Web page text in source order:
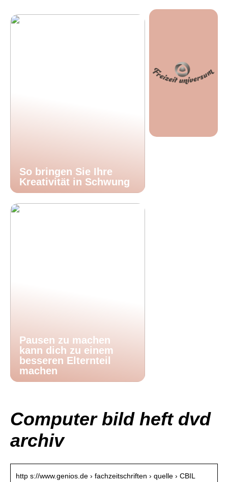
So bringen Sie Ihre
Kreativität in Schwung
Pausen zu machen
kann dich zu einem
besseren Elternteil
machen
Computer bild heft dvd
archiv
http s://www.genios.de › fachzeitschriften › quelle › CBIL